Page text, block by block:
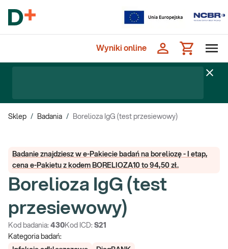
Wyniki online
Sklep / Badania / Borelioza IgG (test przesiewowy)
Badanie znajdziesz w e-Pakiecie badań na boreliozę - I etap,
cena e-Pakietu z kodem BORELIOZA10 to 94,50 zł.
Borelioza IgG (test
przesiewowy)
Kod badania: 430Kod ICD: S21
Kategoria badań: